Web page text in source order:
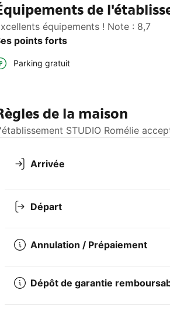
de
équipements ! Note : 8,7
points forts
Parking gratuit
de la maison
STUDIO Romélie
Arrivée
Départ
Annulation / Prépaiement
Dépôt de garantie